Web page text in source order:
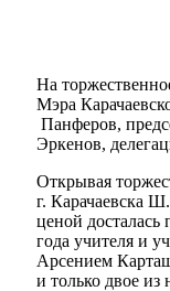
На
Мэра
Панферов,
Эркенов,
Открывая
г. Карачаевска
ценой
года учителя и
Арсением
и только двое